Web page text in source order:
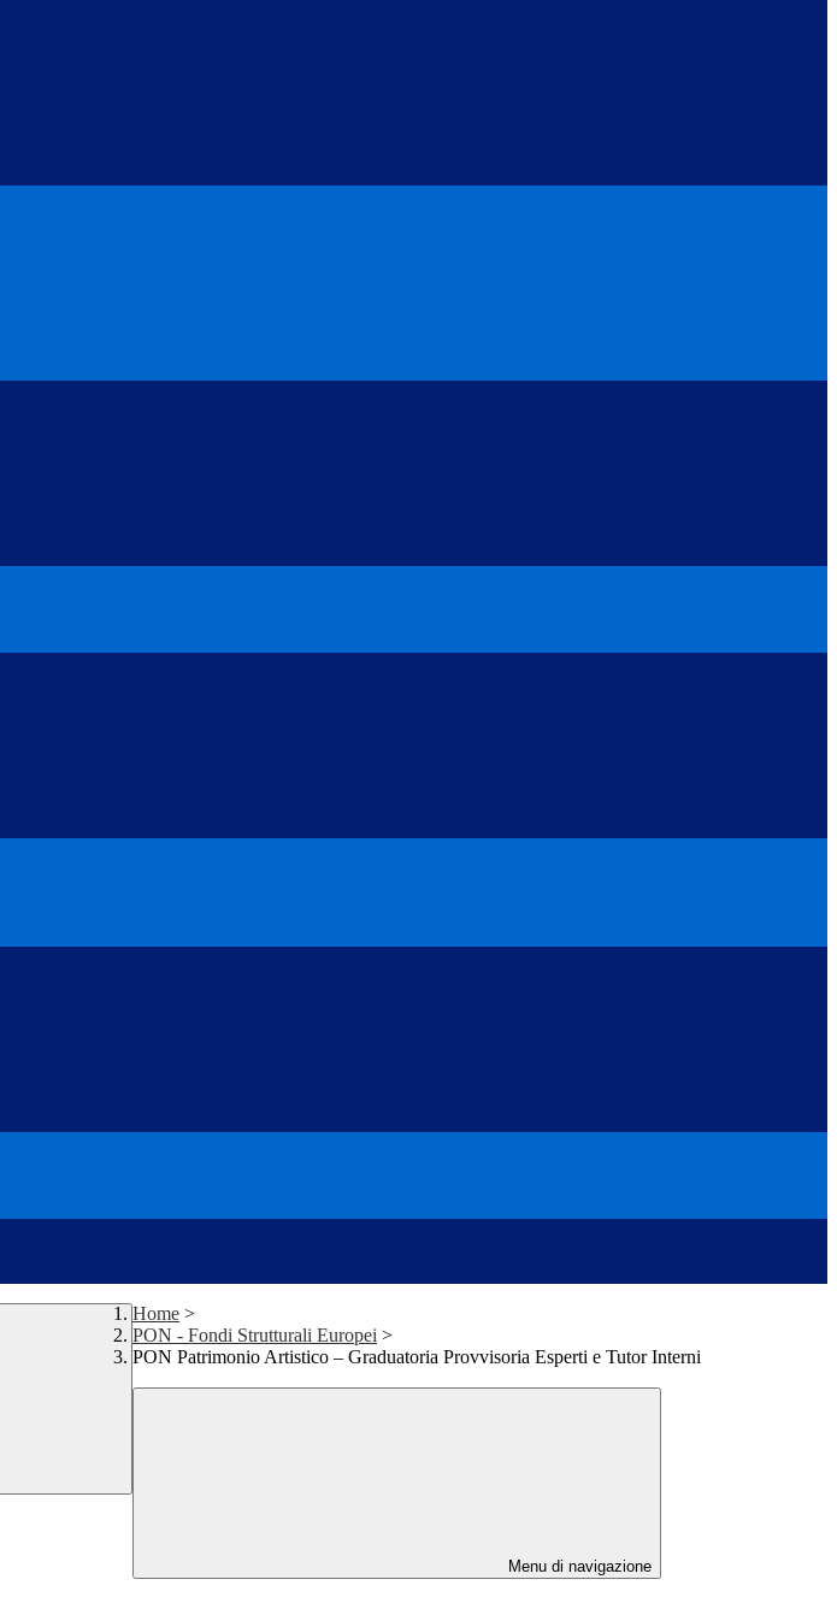
Home >
PON - Fondi Strutturali Europei >
PON Patrimonio Artistico – Graduatoria Provvisoria Esperti e Tutor Interni
Menu di navigazione